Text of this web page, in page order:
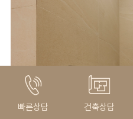
빠른상담 건축상담